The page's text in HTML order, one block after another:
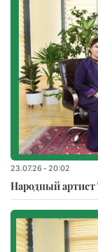
23.07.26 - 20:02
Народный